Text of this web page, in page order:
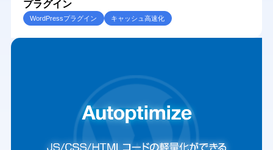
プラグイン
WordPressプラグイン キャッシュ高速化